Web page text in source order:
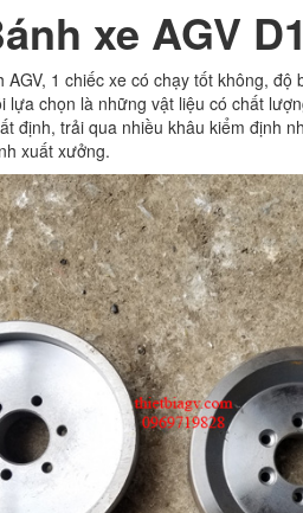
xe AGV
1 chiếc xe có chạy tốt không,
chọn là những vật liệu có chất
định, trải qua nhiều khâu kiểm định
xuất xưởng.